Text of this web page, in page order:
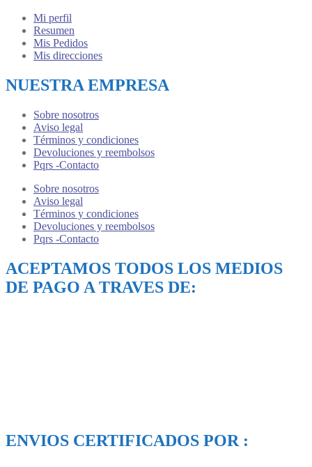
Mi perfil
Resumen
Mis Pedidos
Mis direcciones
NUESTRA EMPRESA
Sobre nosotros
Aviso legal
Términos y condiciones
Devoluciones y reembolsos
Pqrs -Contacto
Sobre nosotros
Aviso legal
Términos y condiciones
Devoluciones y reembolsos
Pqrs -Contacto
ACEPTAMOS TODOS LOS MEDIOS
DE PAGO A TRAVES DE:
ENVIOS CERTIFICADOS POR :